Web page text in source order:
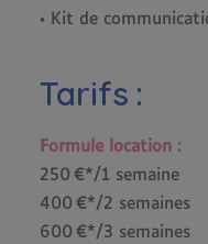
• Kit de
Tarifs :
Formule location :
250 €*/1 semaine
400 €*/2 semaines
600 €*/3 semaines